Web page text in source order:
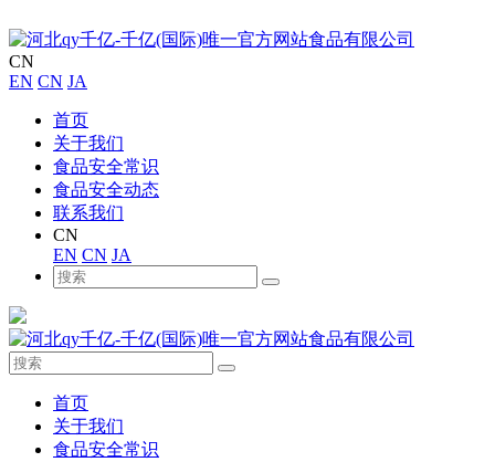
CN
EN CN JA
首页
关于我们
食品安全常识
食品安全动态
联系我们
CN
EN CN JA
首页
关于我们
食品安全常识